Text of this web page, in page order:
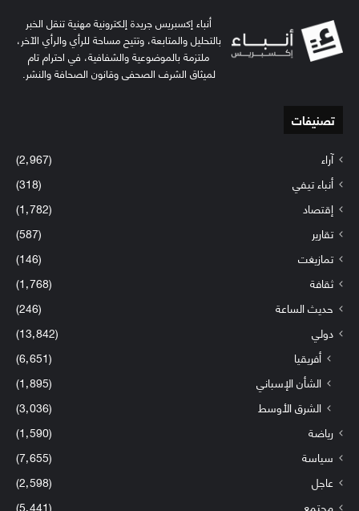
أنباء إكسبريس جريدة إلكترونية مهنية تنقل الخبر
بالتحليل والمتابعة، وتتيح مساحة للرأي والرأي الآخر،
ملتزمة بالموضوعية والشفافية، في احترام تام
لميثاق الشرف الصحفي وقانون الصحافة والنشر.
تصنيفات
آراء
(2٬967)
أنباء تيفي
(318)
إقتصاد
(1٬782)
تقارير
(587)
تمازيغت
(146)
ثقافة
(1٬768)
حديث الساعة
(246)
دولي
(13٬842)
أفريقيا
(6٬651)
الشأن الإسباني
(1٬895)
الشرق الأوسط
(3٬036)
رياضة
(1٬590)
سياسة
(7٬655)
عاجل
(2٬598)
مجتمع
(5٬441)